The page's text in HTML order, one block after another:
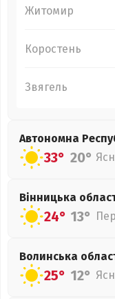
Житомир
Коростень
Звягель
Автономна
33° 20°
Вінницька
24° 13°
Волинська
25° 12°